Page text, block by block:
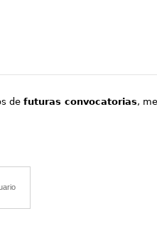
defuturas convocatorias,